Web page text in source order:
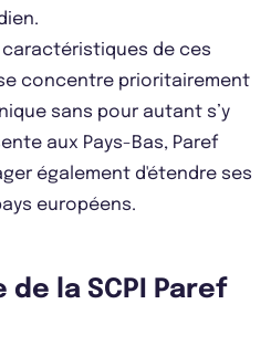
de ces
concentre prioritairement
sans pour autant s’y
aux Pays-Bas, Paref
également d'étendre ses
européens.
la SCPI Paref